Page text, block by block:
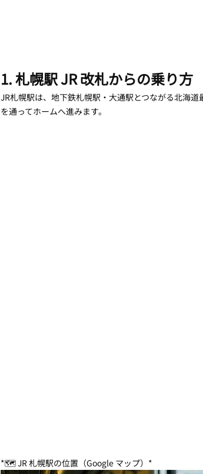
1. 札幌駅 JR 改札からの乗り方
JR札幌駅は、地下鉄札幌駅・大通駅とつながる北海
を通ってホームへ進みます。
*🗺️ JR 札幌駅の位置（Google マップ）*